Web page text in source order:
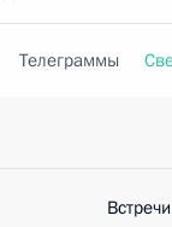
Телеграммы